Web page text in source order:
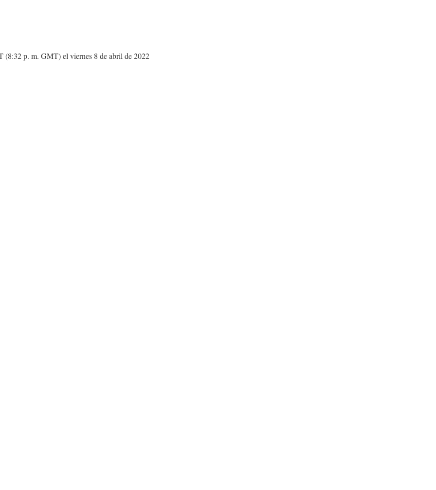
(8:32 p. m. GMT) el viernes 8 de abril de 2022